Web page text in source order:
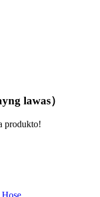
lawas）
produkto!